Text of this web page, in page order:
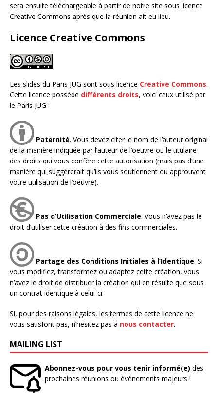
sera ensuite téléchargeable à partir de notre site sous licence
Creative Commons après que la réunion ait eu lieu.
Licence Creative Commons
Les slides du Paris JUG sont sous licence Creative Commons.
Cette licence possède différents droits, voici ceux utilisé par
le Paris JUG :
Paternité. Vous devez citer le nom de l’auteur original
de la manière indiquée par l’auteur de l’oeuvre ou le titulaire
des droits qui vous confère cette autorisation (mais pas d’une
manière qui suggérerait qu’ils vous soutiennent ou approuvent
votre utilisation de l’oeuvre).
Pas d’Utilisation Commerciale. Vous n’avez pas le
droit d’utiliser cette création à des fins commerciales.
Partage des Conditions Initiales à l’Identique. Si
vous modifiez, transformez ou adaptez cette création, vous
n’avez le droit de distribuer la création qui en résulte que sous
un contrat identique à celui-ci.
Si, pour des raisons légales, les termes de cette licence ne
vous satisfont pas, n’hésitez pas à nous contacter.
MAILING LIST
Abonnez-vous pour vous tenir informé(e) des
prochaines réunions ou évènements majeurs !